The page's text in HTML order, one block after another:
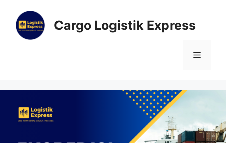
Cargo Logistik Express